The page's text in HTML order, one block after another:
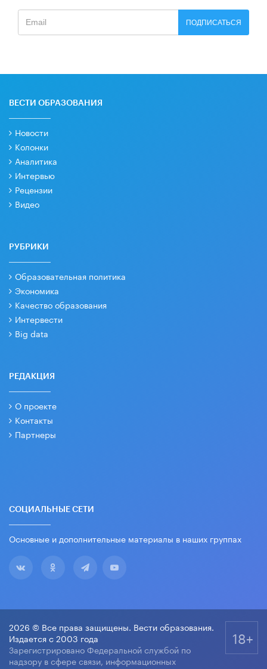
ПОДПИСАТЬСЯ
ВЕСТИ ОБРАЗОВАНИЯ
Новости
Колонки
Аналитика
Интервью
Рецензии
Видео
РУБРИКИ
Образовательная политика
Экономика
Качество образования
Интервести
Big data
РЕДАКЦИЯ
О проекте
Контакты
Партнеры
СОЦИАЛЬНЫЕ СЕТИ
Основные и дополнительные материалы в наших группах
2026 © Все права защищены. Вести образования.
Издается с 2003 года
Зарегистрировано Федеральной службой по
надзору в сфере связи, информационных
18+